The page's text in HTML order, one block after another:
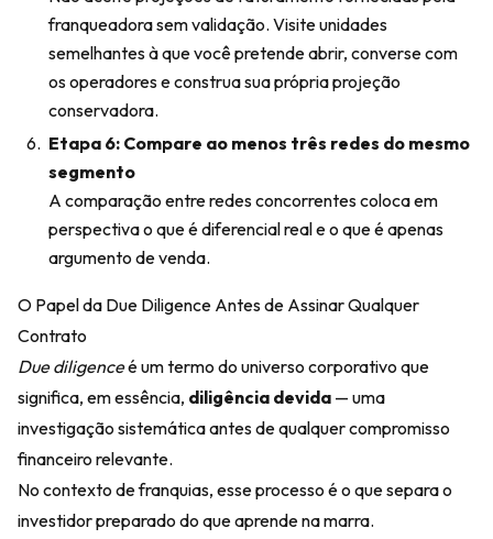
franqueadora sem validação. Visite unidades
semelhantes à que você pretende abrir, converse com
os operadores e construa sua própria projeção
conservadora.
Etapa 6: Compare ao menos três redes do mesmo
segmento
A comparação entre redes concorrentes coloca em
perspectiva o que é diferencial real e o que é apenas
argumento de venda.
O Papel da Due Diligence Antes de Assinar Qualquer
Contrato
Due diligenceé um termo do universo corporativo que
significa, em essência, diligência devida — uma
investigação sistemática antes de qualquer compromisso
financeiro relevante.
No contexto de franquias, esse processo é o que separa o
investidor preparado do que aprende na marra.